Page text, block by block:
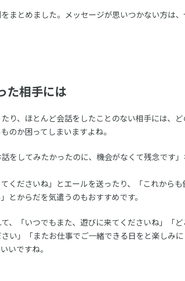
まとめました。メッセージが思いつかない方は
た相手には
り、ほとんど会話をしたことのない相手には、ど
のか困ってしまいますよね。
をしてみたかったのに、機会がなくて残念です
くださいね」とエールを送ったり、「これからも
とからだを気遣うのもおすすめです。
、「いつでもまた、遊びに来てくださいね」「
い」「またお仕事でご一緒できる日をと楽しみに
いですね。